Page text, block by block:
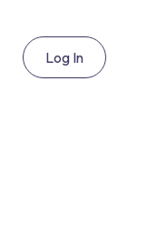
Log In